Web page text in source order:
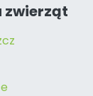
zwierząt